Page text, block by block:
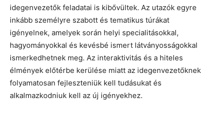
idegenvezetők feladatai is kibővültek. Az utazók egyre
inkább személyre szabott és tematikus túrákat
igényelnek, amelyek során helyi specialitásokkal,
hagyományokkal és kevésbé ismert látványosságokkal
ismerkedhetnek meg. Az interaktivitás és a hiteles
élmények előtérbe kerülése miatt az idegenvezetőknek
folyamatosan fejleszteniük kell tudásukat és
alkalmazkodniuk kell az új igényekhez.